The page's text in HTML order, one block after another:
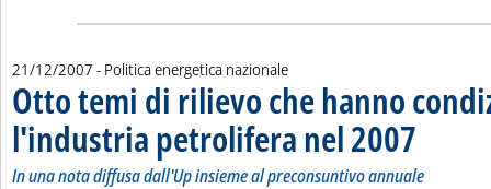
21/12/2007 - Politica energetica nazionale
Otto temi di rilievo che hanno
l'industria petrolifera nel 2007
In una nota diffusa dall'Up insieme al preconsuntivo annuale